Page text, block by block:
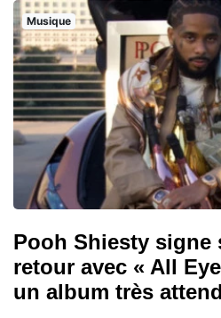
Musique
Pooh Shiesty signe
retour avec « All
un album très